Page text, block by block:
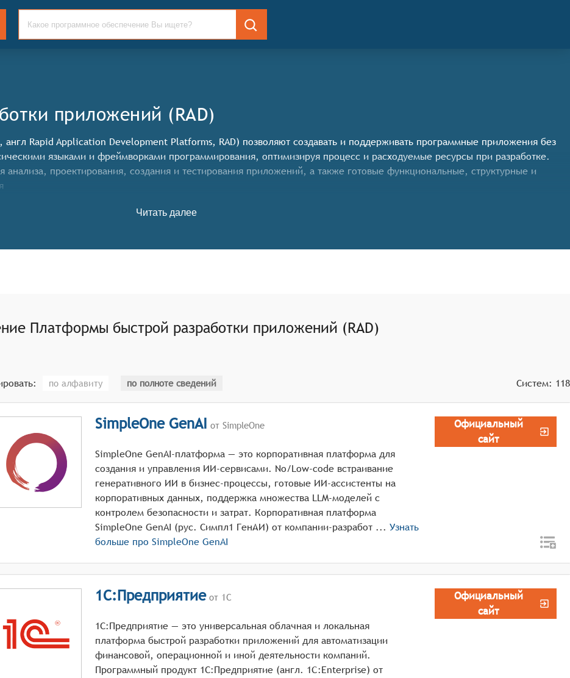
приложений (RAD)
Rapid Application Development Platforms, RAD) позволяют создавать и поддерживать программные приложения без
языками и фреймворками программирования, оптимизируя процесс и расходуемые ресурсы при разработке.
проектирования, создания и тестирования приложений, а также готовые функциональные, структурные и
конкретные функциональные критерии для систем. Основными функциональными критериями, которым должна
разработки приложений, являются:
должна содержать обширную библиотеку компонентов, которые можно использовать при разработке
Читать далее
Платформы быстрой разработки приложений (RAD)
по алфавиту по полноте сведений Систем: 118
SimpleOne GenAI от SimpleOne
SimpleOne GenAI-платформа — это корпоративная платформа для
создания и управления ИИ-сервисами. No/Low-code встраивание
генеративного ИИ в бизнес-процессы, готовые ИИ-ассистенты на
корпоративных данных, поддержка множества LLM-моделей с
контролем безопасности и затрат. Корпоративная платформа
SimpleOne GenAI (рус. Симпл1 ГенАИ) от компании-разработ ... Узнать
больше про SimpleOne GenAI
Официальный
сайт
1С:Предприятиеот 1С
1С:Предприятие — это универсальная облачная и локальная
платформа быстрой разработки приложений для автоматизации
финансовой, операционной и иной деятельности компаний.
Программный продукт 1С:Предприятие (англ. 1C:Enterprise) от
Официальный
сайт